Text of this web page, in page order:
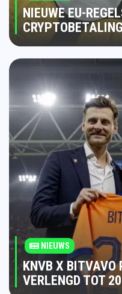
NIEUWE EU-
NIEUWS
KNVB X BITVAVO
VERLENGD TOT